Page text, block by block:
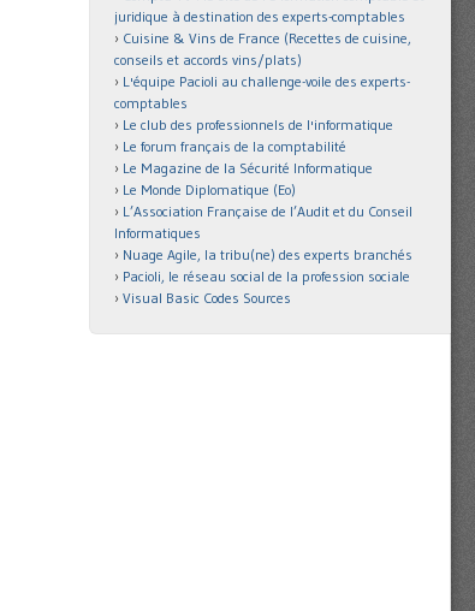
juridique à destination des experts-comptables
Cuisine & Vins de France (Recettes de cuisine,
conseils et accords vins/plats)
L'équipe Pacioli au challenge-voile des experts-
comptables
Le club des professionnels de l'informatique
Le forum français de la comptabilité
Le Magazine de la Sécurité Informatique
Le Monde Diplomatique (Eo)
L’Association Française de l’Audit et du Conseil
Informatiques
Nuage Agile, la tribu(ne) des experts branchés
Pacioli, le réseau social de la profession sociale
Visual Basic Codes Sources